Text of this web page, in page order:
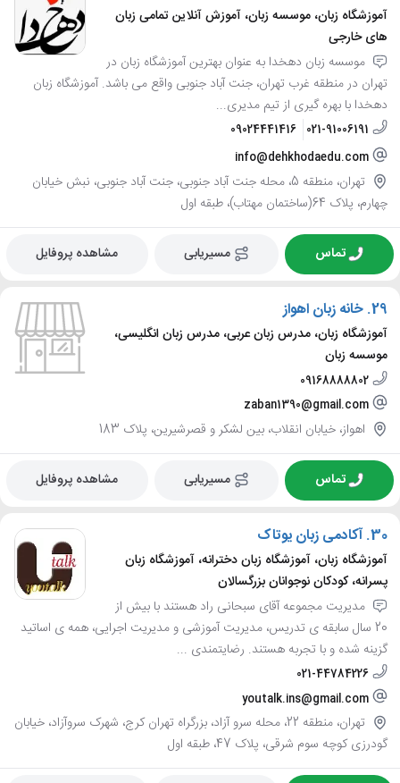
آموزشگاه زبان، موسسه زبان، آموزش آنلاین تمامی زبان
های خارجی
موسسه زبان دهخدا به عنوان بهترین آموزشگاه زبان در
تهران در منطقه غرب تهران، جنت آباد جنوبی واقع می باشد. آموزشگاه زبان
دهخدا با بهره گیری از تیم مدیری...
021-91006191
09024441416
info@dehkhodaedu.com
تهران، منطقه 5، محله جنت آباد جنوبی، جنت آباد جنوبی، نبش خیابان
چهارم، پلاک 64(ساختمان مهتاب)، طبقه اول
تماس مسیریابی مشاهده پروفایل
29. خانه زبان اهواز
آموزشگاه زبان، مدرس زبان عربی، مدرس زبان انگلیسی،
موسسه زبان
09168888802
zaban1390@gmail.com
اهواز، خیابان انقلاب، بین لشکر و قصرشیرین، پلاک 183
تماس مسیریابی مشاهده پروفایل
30. آکادمی زبان یوتاک
آموزشگاه زبان، آموزشگاه زبان دخترانه، آموزشگاه زبان
پسرانه، کودکان نوجوانان بزرگسالان
مدیریت مجموعه آقای سبحانی راد هستند با بیش از
20 سال سابقه ی تدریس، مدیریت آموزشی و مدیریت اجرایی، همه ی اساتید
گزینه شده و با تجربه هستند. رضایتمندی ...
021-44784226
youtalk.ins@gmail.com
تهران، منطقه 22، محله سرو آزاد، بزرگراه تهران کرج، شهرک سروآزاد، خیابان
گودرزی کوچه سوم شرقی، پلاک 47، طبقه اول